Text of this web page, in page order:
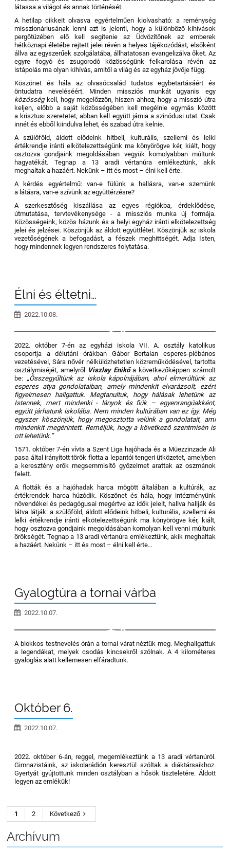
látassa a világot és annak történését.
A hetilap cikkeit olvasva egyértelműen kiolvasható: a reménység
misszionáriusának lenni azt is jelenti, hogy a különböző kihívások
pergőtüzében elő kell segítenie az Üdvözítőnek az emberek
hétköznapi életébe rejtett jelei révén a helyes tájékozódást, elsőként
állva az egyszerűek szolgálatába, állhatatosan evangelizálva őket. Az
egyre fogyó és zsugorodó közösségünk felkarolása révén az
istápolás ma olyan kihívás, amitől a világ és az egyház jövője függ.
Köszönet és hála az olvasócsalád tudatos egybetartásáért és
öntudatra neveléséért. Minden missziós munkát ugyanis egy
közösségkell, hogy megelőzzön, hiszen ahhoz, hogy a misszió útra
keljen, előbb a saját közösségében kell megélnie egymás között
a krisztusi szeretetet, abban kell együtt járnia a szinódusi utat. Csak
innét és ebből kiindulva lehet, és szabad útra kelnie.
A szülőföld, áldott elődeink hitbeli, kulturális, szellemi és lelki
értékrendje iránti elkötelezettségünk ma könyörögve kér, kiált, hogy
osztozva gondjaink megoldásában vegyük komolyabban múltunk
hagyatékát. Tegnap a 13 aradi vértanúra emlékeztünk, akik
meghaltak a hazáért. Nekünk – itt és most – élni kell érte.
A kérdés egyértelmű: van-e fülünk a hallásra, van-e szemünk
a látásra, van-e szívünk az együttérzésre?
A szerkesztőség kiszállása az egyes régiókba, érdeklődése,
útmutatása, tervtevékenysége - a missziós munka új formája.
Közösségeink, közös házunk és a helyi egyház iránti elkötelezettség
jelei és jelzései. Köszönjük az áldott együttlétet. Köszönjük az iskola
vezetőségének a befogadást, a fészek meghittségét. Adja Isten,
hogy mindennek legyen rendszeres folytatása.
Élni és éltetni…
2022.10.08.
3
2022. október 7-én az egyházi iskola VII. A. osztály katolikus
csoportja a délutáni órákban Gábor Bertalan esperes-plébános
vezetésével, Sára nővér nélkülözhetetlen közreműködésével, tartotta
osztálymiséjét, amelyről Viszlay Enikőa következőképpen számolt
be: „Összegyűltünk az iskola kápolnájában, ahol elmerültünk az
esperes atya gondolataiban, amely mindenkit elvarázsolt, ezért
figyelmesen hallgattuk. Megtanultuk, hogy hálásak lehetünk az
Istennek, mert mindenki - lányok és fiúk – egyenrangúakként,
együtt járhatunk iskolába. Nem minden kultúrában van ez így. Még
egyszer köszönjük, hogy megosztotta velünk a gondolatait, ami
mindenkit megérintett. Reméljük, hogy a következő szentmisén is
ott lehetünk.”
1571. október 7-én vívta a Szent Liga hajóhada és a Müezzinzade Ali
pasa által irányított török flotta a lepantói tengeri ütközetet, amelyben
a keresztény erők megsemmisítő győzelmet arattak az oszmánok
felett.
A flották és a hajóhadak harca mögött általában a kultúrák, az
értékrendek harca húzódik. Köszönet és hála, hogy intézményünk
növendékei és pedagógusai megértve az idők jeleit, hallva hallják és
látva látják: a szülőföld, áldott elődeink hitbeli, kulturális, szellemi és
lelki értékrendje iránti elkötelezettségünk ma könyörögve kér, kiált,
hogy osztozva gondjaink megoldásában komolyan kell venni múltunk
örökségét. Tegnap a 13 aradi vértanúra emlékeztünk, akik meghaltak
a hazáért. Nekünk – itt és most – élni kell érte…
Gyalogtúra a tornai várba
2022.10.07.
3
A blokkos testnevelés órán a tornai várat néztük meg. Meghallgattuk
a legendákat, melyek csodás kincsekről szólnak. A 4 kilométeres
gyaloglás alatt kellemesen elfáradtunk.
Október 6.
2022.10.07.
2022. október 6-án, reggel, megemlékeztünk a 13 aradi vértanúról.
Gimnazistáink, az iskolarádión keresztül szóltak a diáktársaikhoz.
Gyertyát gyújtottunk minden osztályban a hősök tiszteletére. Áldott
legyen az emlékük!
1 2 Következő
Archívum